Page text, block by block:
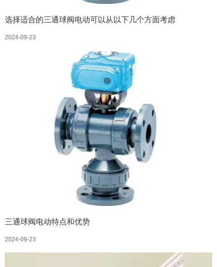
选择适合的三通球阀电动可以从以下几个方面考虑
2024-09-23
三通球阀电动特点和优势
2024-09-23